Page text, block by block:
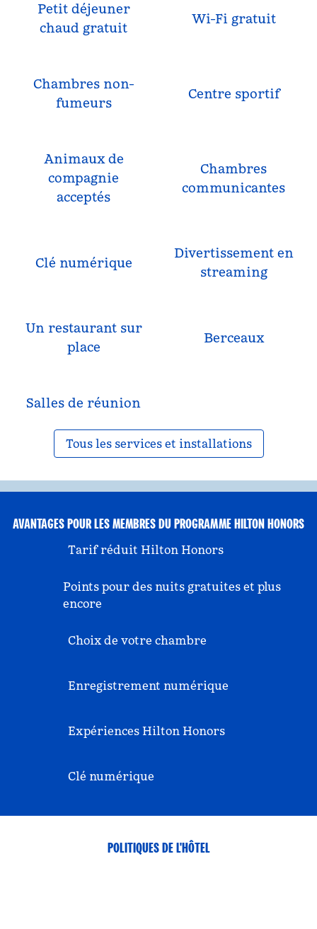
Petit déjeuner
chaud gratuit
Wi-Fi gratuit
Chambres non-
fumeurs
Centre sportif
Animaux de
compagnie
acceptés
Chambres
communicantes
Clé numérique
Divertissement en
streaming
Un restaurant sur
place
Berceaux
Salles de réunion
Tous les services et installations
AVANTAGES POUR LES MEMBRES DU PROGRAMME HILTON HONORS
Tarif réduit Hilton Honors
Points pour des nuits gratuites et plus
encore
Choix de votre chambre
Enregistrement numérique
Expériences Hilton Honors
Clé numérique
POLITIQUES DE L'HÔTEL